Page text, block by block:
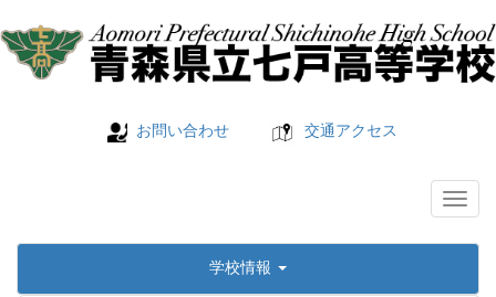
お問い合わせ 交通アクセス
学校情報